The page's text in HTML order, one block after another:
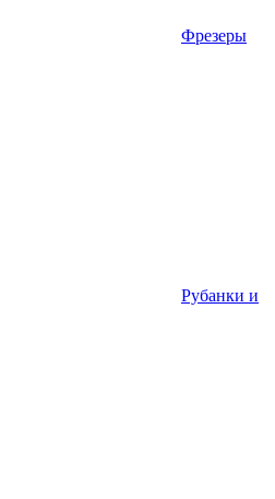
Фрезеры
Рубанки и